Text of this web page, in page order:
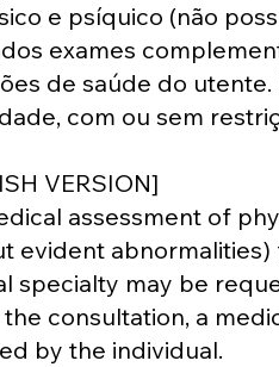
e psíquico (não
exames
de saúde do
com ou sem
VERSION]
assessment of
evident
specialty may be
consultation, a
by the individual.